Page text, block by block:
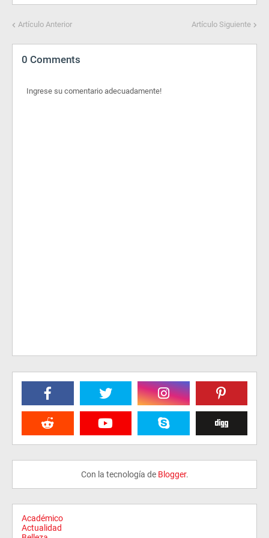
Artículo Anterior Artículo Siguiente
0 Comments
Ingrese su comentario adecuadamente!
Con la tecnología de Blogger.
Académico
Actualidad